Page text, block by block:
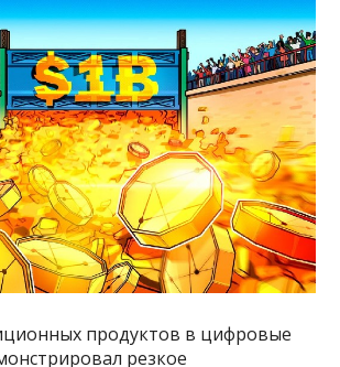
продуктов в цифровые
резкое